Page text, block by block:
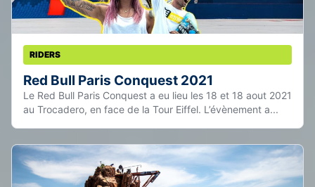
RIDERS
Red Bull Paris Conquest 2021
Le Red Bull Paris Conquest a eu lieu les 18 et 18 aout 2021
au Trocadero, en face de la Tour Eiffel. L’évènement a...